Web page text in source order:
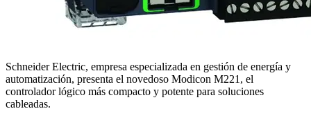
Schneider Electric, empresa especializada en gestión de energía y
automatización, presenta el novedoso Modicon M221, el
controlador lógico más compacto y potente para soluciones
cableadas.